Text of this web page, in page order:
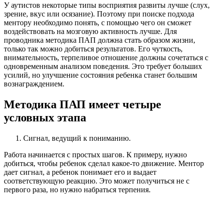
У аутистов некоторые типы восприятия развиты лучше (слух,
зрение, вкус или осязание). Поэтому при поиске подхода
ментору необходимо понять, с помощью чего он сможет
воздействовать на мозговую активность лучше. Для
проводника методика ПАП должна стать образом жизни,
только так можно добиться результатов. Его чуткость,
внимательность, терпеливое отношение должны сочетаться с
одновременным анализом поведения. Это требует больших
усилий, но улучшение состояния ребенка станет большим
вознаграждением.
Методика ПАП имеет четыре
условных этапа
Сигнал, ведущий к пониманию.
Работа начинается с простых шагов. К примеру, нужно
добиться, чтобы ребенок сделал какое-то движение. Ментор
дает сигнал, а ребенок понимает его и выдает
соответствующую реакцию. Это может получиться не с
первого раза, но нужно набраться терпения.